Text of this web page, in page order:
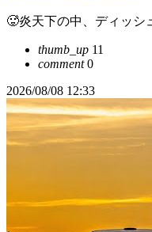
🥵炎天下の中、ディッシ
thumb_up 11
comment0
2026/08/08 12:33